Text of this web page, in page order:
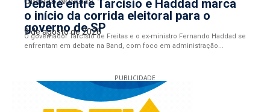
Debate entre Tarcísio e Haddad marca
o início da corrida eleitoral para o
governo de SP
9 de agosto de 2026
O governador Tarcísio de Freitas e o ex-ministro Fernando Haddad se
enfrentam em debate na Band, com foco em administração...
PUBLICIDADE